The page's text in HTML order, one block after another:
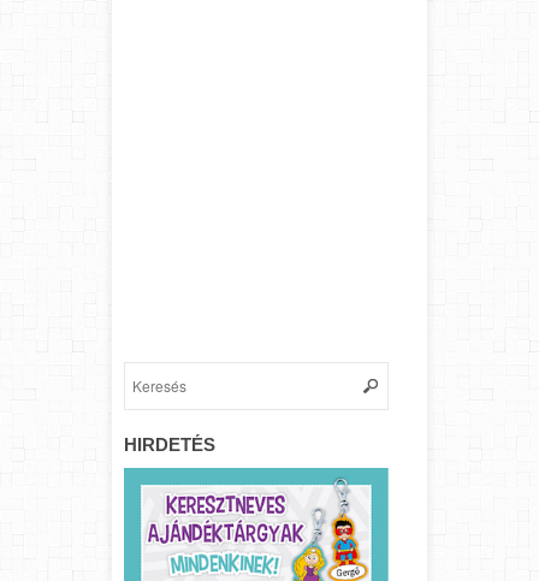
HIRDETÉS